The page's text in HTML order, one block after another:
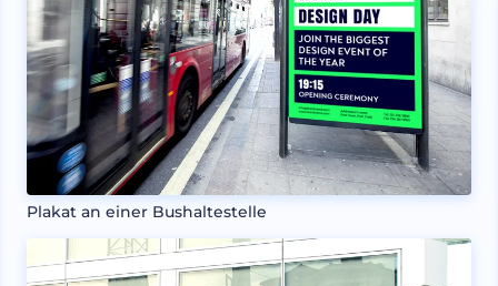
Plakat an einer Bushaltestelle